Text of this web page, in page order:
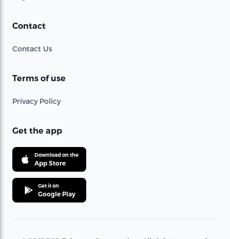
Contact
Contact Us
Terms of use
Privacy Policy
Get the app
Download on the
App Store
Get it on
Google Play